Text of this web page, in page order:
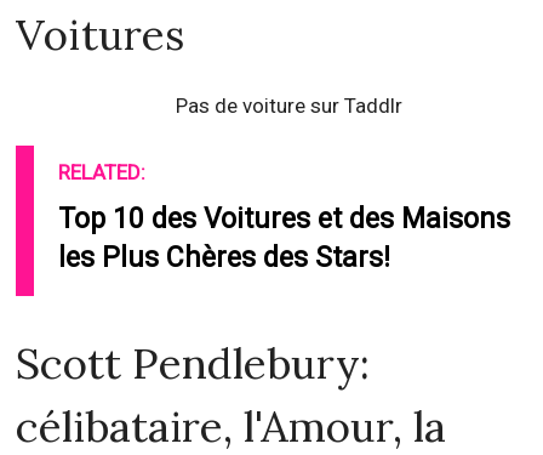
Voitures
Pas de voiture sur Taddlr
RELATED:
Top 10 des Voitures et des Maisons
les Plus Chères des Stars!
Scott Pendlebury:
célibataire, l'Amour, la